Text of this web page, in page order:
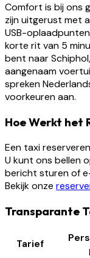
Comfort is bij ons
zijn uitgerust met
USB-
korte rit van 5
bent naar
aangenaam
spreken
voorkeuren aan.
Hoe Werkt het
Een taxi
U kunt ons bellen
bericht sturen of
Bekijk onze
Transparante
Tarief